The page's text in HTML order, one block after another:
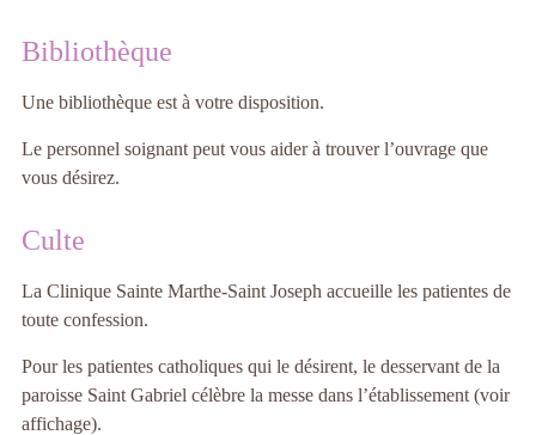
Bibliothèque
Une bibliothèque est à votre disposition.
Le personnel soignant peut vous aider à trouver l’ouvrage que
vous désirez.
Culte
La Clinique Sainte Marthe-Saint Joseph accueille les patientes de
toute confession.
Pour les patientes catholiques qui le désirent, le desservant de la
paroisse Saint Gabriel célèbre la messe dans l’établissement (voir
affichage).